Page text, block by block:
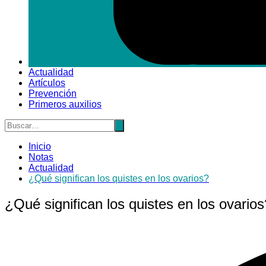
Actualidad
Artículos
Prevención
Primeros auxilios
Inicio
Notas
Actualidad
¿Qué significan los quistes en los ovarios?
¿Qué significan los quistes en los